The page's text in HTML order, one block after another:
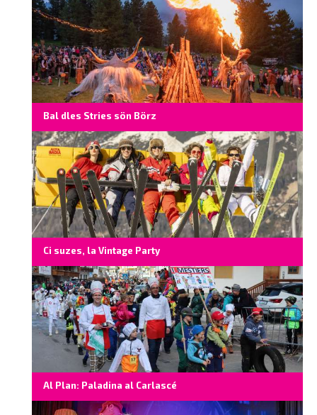
Bal dles Stries sön Börz
Ci suzes, la Vintage Party
Al Plan: Paladina al Carlascé